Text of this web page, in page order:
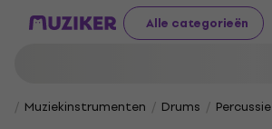
Alle categorieën
Muziekinstrumenten Drums Percussie